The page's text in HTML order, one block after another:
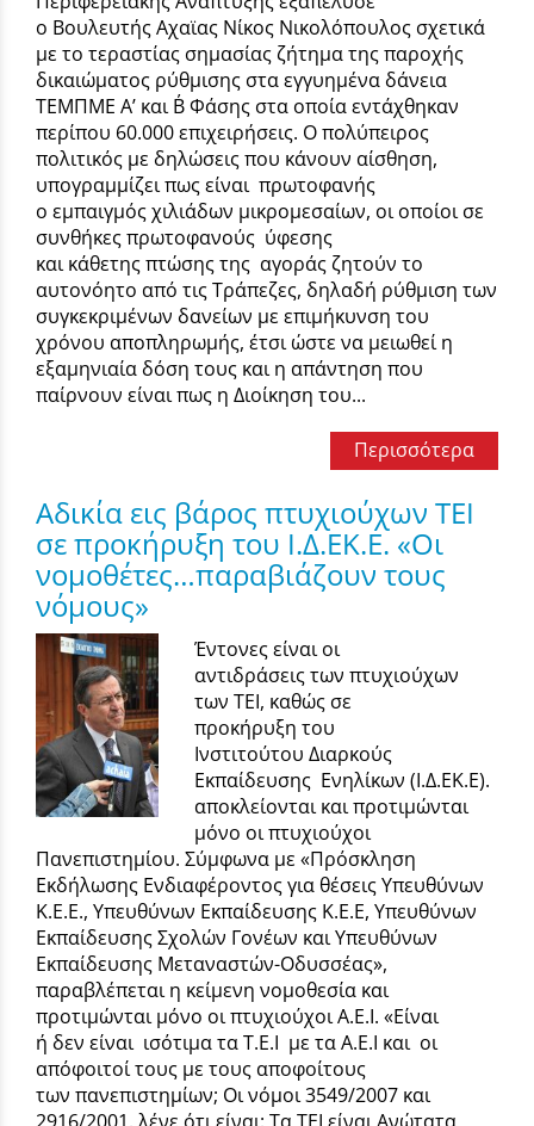
ο Βουλευτής Αχαϊας Νίκος Νικολόπουλος σχετικά
με το τεραστίας σημασίας ζήτημα της παροχής
δικαιώματος ρύθμισης στα εγγυημένα δάνεια
ΤΕΜΠΜΕ Α’ και Β΄ Φάσης στα οποία εντάχθηκαν
περίπου 60.000 επιχειρήσεις. Ο πολύπειρος
πολιτικός με δηλώσεις που κάνουν αίσθηση,
υπογραμμίζει πως είναι πρωτοφανής
ο εμπαιγμός χιλιάδων μικρομεσαίων, οι οποίοι σε
συνθήκες πρωτοφανούς ύφεσης
και κάθετης πτώσης της αγοράς ζητούν το
αυτονόητο από τις Τράπεζες, δηλαδή ρύθμιση των
συγκεκριμένων δανείων με επιμήκυνση του
χρόνου αποπληρωμής, έτσι ώστε να μειωθεί η
εξαμηνιαία δόση τους και η απάντηση που
παίρνουν είναι πως η Διοίκηση του...
Περισσότερα
Αδικία εις βάρος πτυχιούχων ΤΕI
σε προκήρυξη του Ι.Δ.ΕΚ.Ε. «Οι
νομοθέτες…παραβιάζουν τους
νόμους»
Έντονες είναι οι
αντιδράσεις των πτυχιούχων
των ΤΕΙ, καθώς σε
προκήρυξη του
Ινστιτούτου Διαρκούς
Εκπαίδευσης Ενηλίκων (Ι.Δ.ΕΚ.Ε).
αποκλείονται και προτιμώνται
μόνο οι πτυχιούχοι
Πανεπιστημίου. Σύμφωνα με «Πρόσκληση
Εκδήλωσης Ενδιαφέροντος για θέσεις Υπευθύνων
Κ.Ε.Ε., Υπευθύνων Εκπαίδευσης Κ.Ε.Ε, Υπευθύνων
Εκπαίδευσης Σχολών Γονέων και Υπευθύνων
Εκπαίδευσης Μεταναστών-Οδυσσέας»,
παραβλέπεται η κείμενη νομοθεσία και
προτιμώνται μόνο οι πτυχιούχοι Α.Ε.Ι. «Είναι
ή δεν είναι ισότιμα τα Τ.Ε.Ι με τα Α.Ε.Ι και οι
απόφοιτοί τους με τους αποφοίτους
των πανεπιστημίων; Οι νόμοι 3549/2007 και